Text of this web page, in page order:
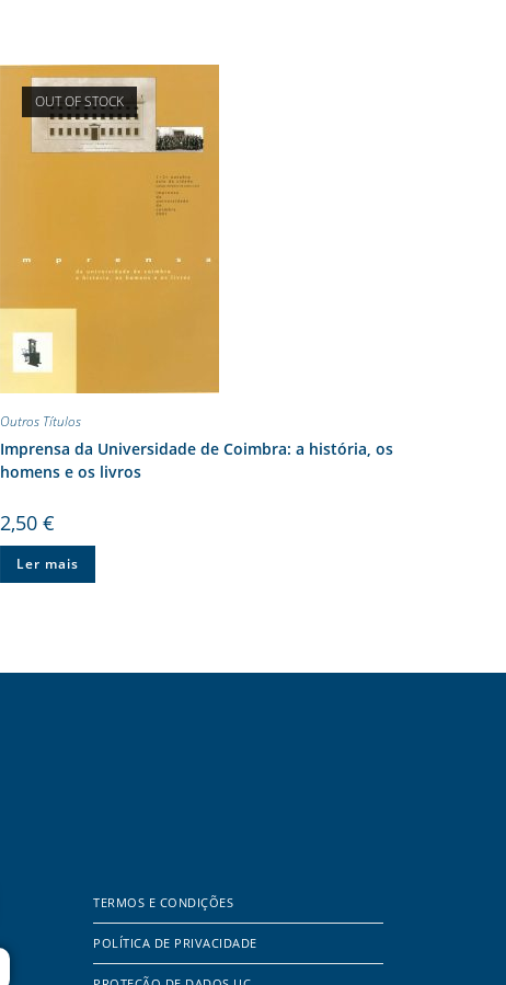
OUT OF STOCK
Outros Títulos
Imprensa da Universidade de Coimbra: a história, os
homens e os livros
2,50 €
Ler mais
TERMOS E CONDIÇÕES
POLÍTICA DE PRIVACIDADE